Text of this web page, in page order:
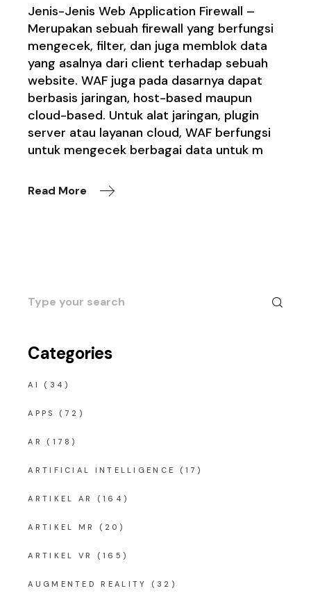
Jenis-Jenis Web Application Firewall –
Merupakan sebuah firewall yang berfungsi
mengecek, filter, dan juga memblok data
yang asalnya dari client terhadap sebuah
website. WAF juga pada dasarnya dapat
berbasis jaringan, host-based maupun
cloud-based. Untuk alat jaringan, plugin
server atau layanan cloud, WAF berfungsi
untuk mengecek berbagai data untuk m
Read More
Search
for:
Categories
AI (34)
APPS (72)
AR (178)
ARTIFICIAL INTELLIGENCE (17)
ARTIKEL AR (164)
ARTIKEL MR (20)
ARTIKEL VR (165)
AUGMENTED REALITY (32)